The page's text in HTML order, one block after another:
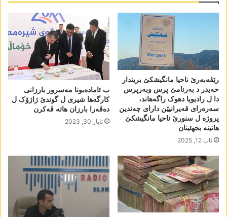
رێڤەبەرێ ناحیا مانگیشکێ بریندار
حەیدر د بەرنامێ پرس وبەرپرس
دا ل رادیویا دھوک راگەھاند،
سەرەرای قەیرانیێن دارای چەندین
پروژە ل سنورێ ناحیا مانگیشکێ
ھاتینە بجھئینان
ئاب 12, 2025
ب ئامادەبونا مەسرور بارزانی
کارگەھا شیری ل گوندێ ژاژۆک ل
دەڤەرا بارزان ھاتە ڤەکرن
ئایار 30, 2023